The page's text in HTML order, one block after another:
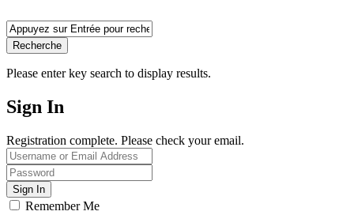
Recherche
Please enter key search to display results.
Sign In
Registration complete. Please check your email.
Remember Me